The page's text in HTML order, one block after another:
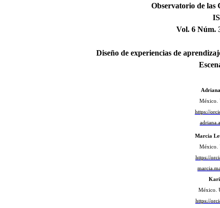
Observatorio de las
Vol. 6 Núm.
Diseño de experiencias de
México.
https://
Marcia
México.
https://
México.
https://